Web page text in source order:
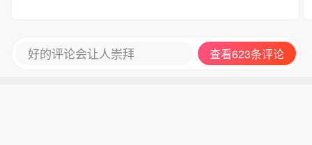
了？
好的评论会让人崇拜 查看623条评论